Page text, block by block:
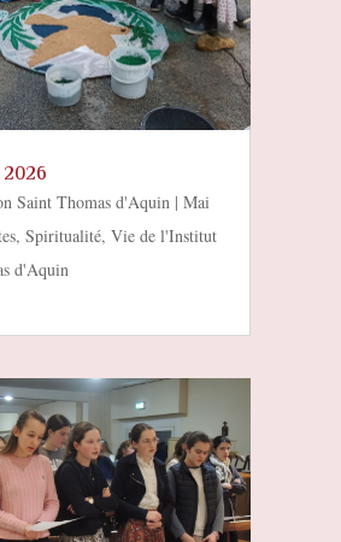
Saint Thomas d'Aquin| Mai
, Spiritualité, Vie de l'Institut
d'Aquin